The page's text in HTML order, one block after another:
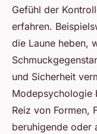
Gefühl der
erfahren.
die Laune heben,
und Sicherheit
Modepsychologie
Reiz von Formen,
beruhigende oder